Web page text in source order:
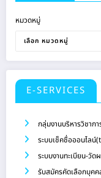
หมวดหมู่
E-SERVICES
กลุ่มงานบริหารวิชากา
ระบบเช็คชื่อออนไลน์
ระบบงานทะเบียน-วั
รับสมัครคัดเลือกบุค